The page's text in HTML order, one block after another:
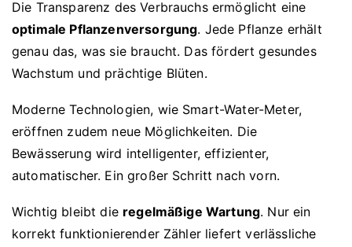
Die Transparenz des Verbrauchs ermöglicht eine
optimale Pflanzenversorgung. Jede Pflanze erhält
genau das, was sie braucht. Das fördert gesundes
Wachstum und prächtige Blüten.
Moderne Technologien, wie Smart-Water-Meter,
eröffnen zudem neue Möglichkeiten. Die
Bewässerung wird intelligenter, effizienter,
automatischer. Ein großer Schritt nach vorn.
Wichtig bleibt die regelmäßige Wartung. Nur ein
korrekt funktionierender Zähler liefert verlässliche